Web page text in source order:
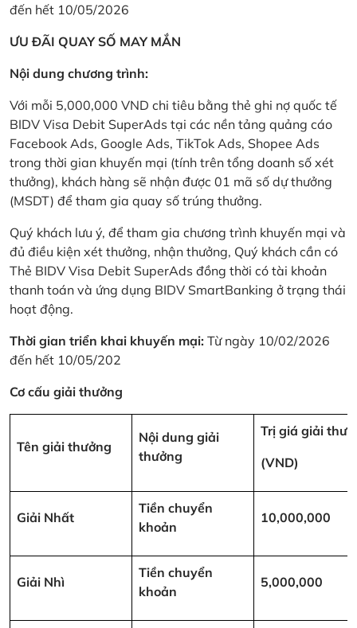
đến hết 10/05/2026
ƯU ĐÃI QUAY SỐ MAY MẮN
Nội dung chương trình:
Với mỗi 5,000,000 VND chi tiêu bằng thẻ ghi nợ quốc tế
BIDV Visa Debit SuperAds tại các nền tảng quảng cáo
Facebook Ads, Google Ads, TikTok Ads, Shopee Ads
trong thời gian khuyến mại (tính trên tổng doanh số xét
thưởng), khách hàng sẽ nhận được 01 mã số dự thưởng
(MSDT) để tham gia quay số trúng thưởng.
Quý khách lưu ý, để tham gia chương trình khuyến mại và
đủ điều kiện xét thưởng, nhận thưởng, Quý khách cần có
Thẻ BIDV Visa Debit SuperAds đồng thời có tài khoản
thanh toán và ứng dụng BIDV SmartBanking ở trạng thái
hoạt động.
Thời gian triển khai khuyến mại: Từ ngày 10/02/2026
đến hết 10/05/202
Cơ cấu giải thưởng
Tên giải thưởng
Nội dung giải
thưởng
Trị giá giải
(VND)
Giải Nhất
Tiền chuyển
khoản
10,000,000
Giải Nhì
Tiền chuyển
khoản
5,000,000